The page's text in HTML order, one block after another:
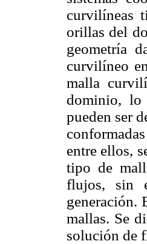
curvilíneas
orillas del
geometría
curvilíneo
malla
dominio, lo
pueden ser
entre ellos,
tipo de
flujos, sin
generación.
mallas. Se
solución de